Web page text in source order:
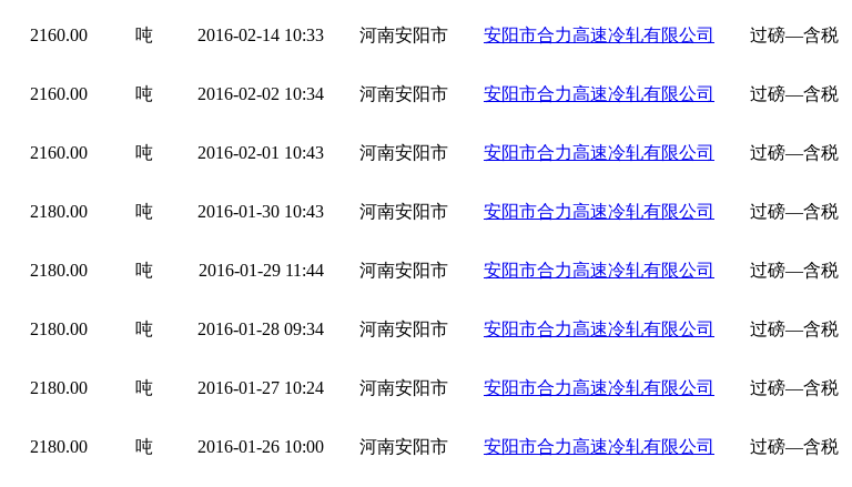
2160.00 吨 2016-02-14 10:33 河南安阳市 安阳市合力高速冷轧有限公司 过磅—含税
2160.00 吨 2016-02-02 10:34 河南安阳市 安阳市合力高速冷轧有限公司 过磅—含税
2160.00 吨 2016-02-01 10:43 河南安阳市 安阳市合力高速冷轧有限公司 过磅—含税
2180.00 吨 2016-01-30 10:43 河南安阳市 安阳市合力高速冷轧有限公司 过磅—含税
2180.00 吨 2016-01-29 11:44 河南安阳市 安阳市合力高速冷轧有限公司 过磅—含税
2180.00 吨 2016-01-28 09:34 河南安阳市 安阳市合力高速冷轧有限公司 过磅—含税
2180.00 吨 2016-01-27 10:24 河南安阳市 安阳市合力高速冷轧有限公司 过磅—含税
2180.00 吨 2016-01-26 10:00 河南安阳市 安阳市合力高速冷轧有限公司 过磅—含税